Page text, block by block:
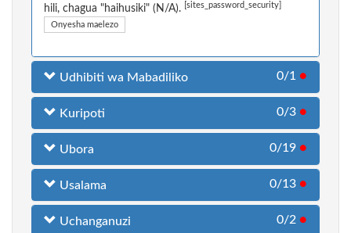
hili, chagua "haihusiki" (N/A).
[sites_password_security]
Onyesha maelezo
Udhibiti wa Mabadiliko 0/1 ●
Kuripoti 0/3 ●
Ubora 0/19 ●
Usalama 0/13 ●
Uchanganuzi 0/2 ●